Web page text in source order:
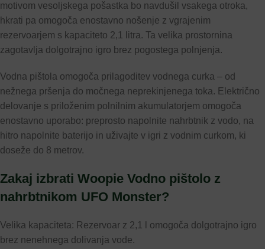
motivom vesoljskega pošastka bo navdušil vsakega otroka,
hkrati pa omogoča enostavno nošenje z vgrajenim
rezervoarjem s kapaciteto 2,1 litra. Ta velika prostornina
zagotavlja dolgotrajno igro brez pogostega polnjenja.
Vodna pištola omogoča prilagoditev vodnega curka – od
nežnega pršenja do močnega neprekinjenega toka. Električno
delovanje s priloženim polnilnim akumulatorjem omogoča
enostavno uporabo: preprosto napolnite nahrbtnik z vodo, na
hitro napolnite baterijo in uživajte v igri z vodnim curkom, ki
doseže do 8 metrov.
Zakaj izbrati Woopie Vodno pištolo z
nahrbtnikom UFO Monster?
Velika kapaciteta: Rezervoar z 2,1 l omogoča dolgotrajno igro
brez nenehnega dolivanja vode.